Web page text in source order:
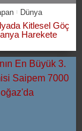
Dünya
Kitlesel Göç
Harekete